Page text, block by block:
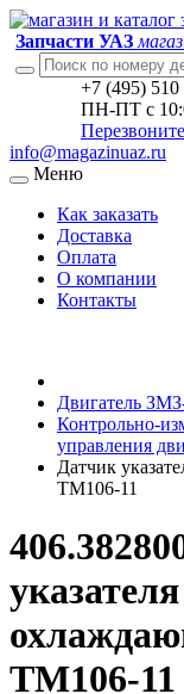
Запчасти УАЗ
+7 (495) 510
ПН-ПТ с
info@magazinuaz.ru
Меню
Как заказать
Доставка
Оплата
О компании
Контакты
Двигатель
Контрольно-
управления
Датчик
ТМ106-11
ТМ106-